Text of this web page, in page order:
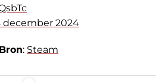
december 2024
Bron: Steam
Telegram